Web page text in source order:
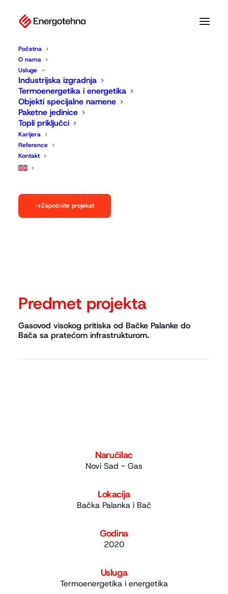
Početna
O nama
Usluge
Industrijska izgradnja
Termoenergetika i energetika
Objekti specijalne namene
Paketne jedinice
Topli priključci
Karijera
Reference
Kontakt
Započnite projekat
Predmet projekta
Gasovod visokog pritiska od Bačke Palanke do
Bača sa pratećom infrastrukturom.
Naručilac
Novi Sad - Gas
Lokacija
Bačka Palanka i Bač
Godina
2020
Usluga
Termoenergetika i energetika